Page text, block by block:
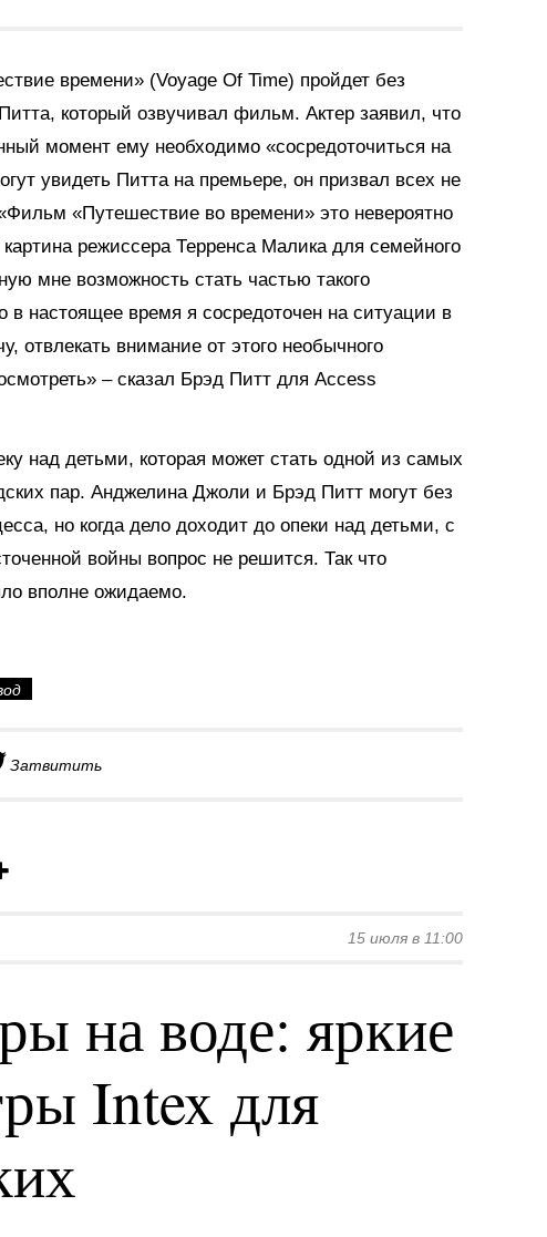
времени» (Voyage Of Time) пройдет без
который озвучивал фильм. Актер заявил, что
момент ему необходимо «сосредоточиться на
увидеть Питта на премьере, он призвал всех не
«Путешествие во времени» это невероятно
режиссера Терренса Малика для семейного
мне возможность стать частью такого
в настоящее время я сосредоточен на ситуации в
отвлекать внимание от этого необычного
– сказал Брэд Питт для Access
над детьми, которая может стать одной из самых
пар. Анджелина Джоли и Брэд Питт могут без
но когда дело доходит до опеки над детьми, с
войны вопрос не решится. Так что
вполне ожидаемо.
Затвитить
15 июля в 11:00
на воде: яркие
Intex для